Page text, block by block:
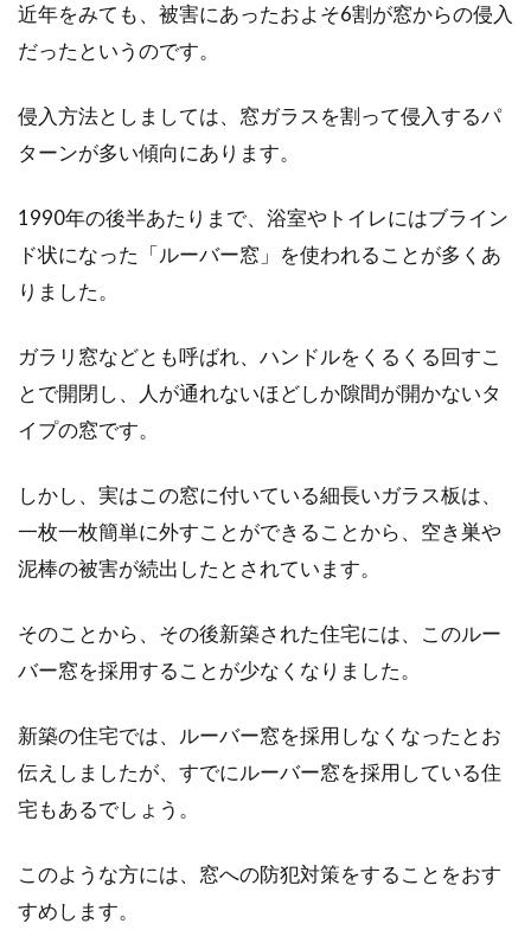
単なやり方を解説
掃除の中でも窓の掃除は大仕事のようなイメー
ジがありませんか？そんな窓の掃除も、実は新
聞紙を使え...
印象的なマイホームにしよう！窓が
窓は家の外観をおしゃれに彩ってくれるアイテ
ムの一つです。そんな窓にも役割があり、そこ
狭い賃貸にロフトベッドを置く！快
適に過ごすためのポイント
ロフトベッドは、狭い賃貸の空間を有効利用で
きる家具です。置くだけで、いろいろな使い道
が考えら...
近年をみても、被害にあったおよそ6割が窓からの侵入
だったというのです。
侵入方法としましては、窓ガラスを割って侵入するパ
ターンが多い傾向にあります。
1990年の後半あたりまで、浴室やトイレにはブライン
ド状になった「ルーバー窓」を使われることが多くあ
りました。
ガラリ窓などとも呼ばれ、ハンドルをくるくる回すこ
とで開閉し、人が通れないほどしか隙間が開かないタ
イプの窓です。
しかし、実はこの窓に付いている細長いガラス板は、
一枚一枚簡単に外すことができることから、空き巣や
泥棒の被害が続出したとされています。
そのことから、その後新築された住宅には、このルー
バー窓を採用することが少なくなりました。
新築の住宅では、ルーバー窓を採用しなくなったとお
伝えしましたが、すでにルーバー窓を採用している住
宅もあるでしょう。
このような方には、窓への防犯対策をすることをおす
すめします。